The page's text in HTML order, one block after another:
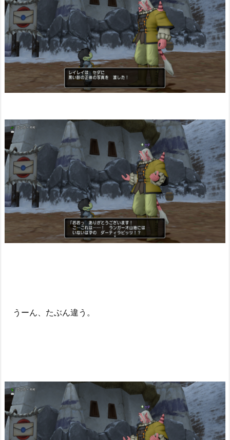
うーん、たぶん違う。